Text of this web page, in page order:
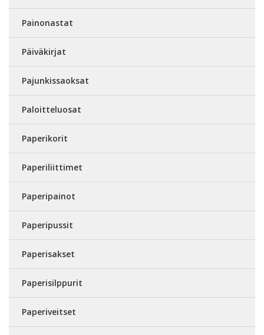
Painonastat
Päiväkirjat
Pajunkissaoksat
Paloitteluosat
Paperikorit
Paperiliittimet
Paperipainot
Paperipussit
Paperisakset
Paperisilppurit
Paperiveitset